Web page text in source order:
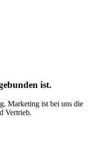
ist.
Marketing ist bei uns die
Vertrieb.